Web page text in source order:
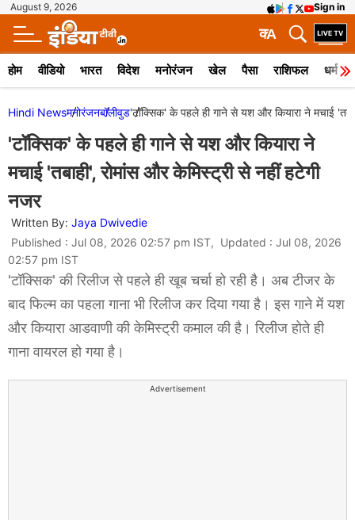
August 9, 2026 Sign in
A
क
होम वीडियो भारत विदेश मनोरंजन खेल पैसा राशिफल धर्म
Hindi Newsमनोरंजनबॉलीवुड'टॉक्सिक' के पहले ही गाने से यश और कियारा ने मचाई
'टॉक्सिक' के पहले ही गाने से यश और कियारा ने
मचाई 'तबाही', रोमांस और केमिस्ट्री से नहीं हटेगी
नजर
Written By: Jaya Dwivedie
Published : Jul 08, 2026 02:57 pm IST, Updated : Jul 08, 2026
02:57 pm IST
'टॉक्सिक' की रिलीज से पहले ही खूब चर्चा हो रही है। अब टीजर के
बाद फिल्म का पहला गाना भी रिलीज कर दिया गया है। इस गाने में यश
और कियारा आडवाणी की केमिस्ट्री कमाल की है। रिलीज होते ही
गाना वायरल हो गया है।
Advertisement